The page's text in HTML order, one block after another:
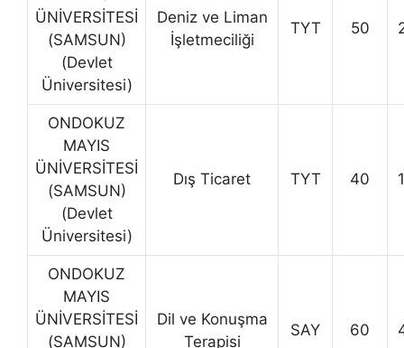
ÜNİVERSİTESİ
(SAMSUN)
(Devlet
Üniversitesi)
Deniz ve Liman
İşletmeciliği
TYT 50
ONDOKUZ
MAYIS
ÜNİVERSİTESİ
(SAMSUN)
(Devlet
Üniversitesi)
Dış Ticaret TYT 40
ONDOKUZ
MAYIS
ÜNİVERSİTESİ
(SAMSUN)
Dil ve Konuşma
Terapisi
SAY 60